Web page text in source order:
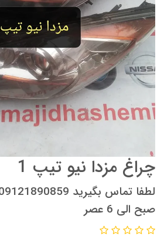
چراغ مزدا نیو تیپ 1
صبح الی 6 عصر